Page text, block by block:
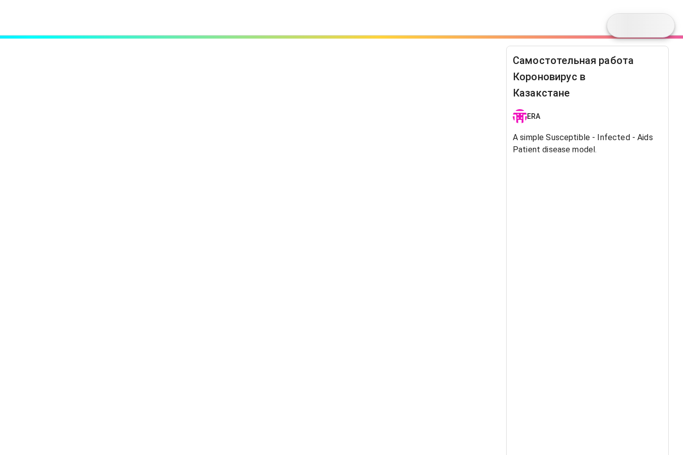
Самостотельная работа
Короновирус в
Казакстане
ERA
A simple Susceptible - Infected - Aids
Patient disease model.